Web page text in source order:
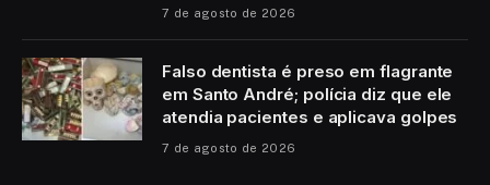
7 de agosto de 2026
Falso dentista é preso em flagrante
em Santo André; polícia diz que ele
atendia pacientes e aplicava golpes
7 de agosto de 2026